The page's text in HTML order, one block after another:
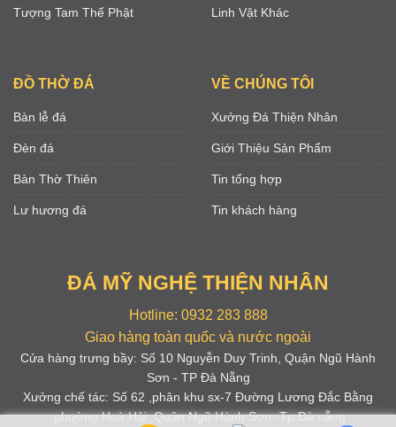
Tượng Tam Thế Phật Linh Vật Khác
ĐỒ THỜ ĐÁ
Bàn lễ đá
Đèn đá
Bàn Thờ Thiên
Lư hương đá
VỀ CHÚNG TÔI
Xưởng Đá Thiện Nhân
Giới Thiệu Sản Phẩm
Tin tổng hợp
Tin khách hàng
ĐÁ MỸ NGHỆ THIỆN NHÂN
Hotline: 0932 283 888
Giao hàng toàn quốc và nước ngoài
Cửa hàng trưng bầy: Số 10 Nguyễn Duy Trinh, Quận Ngũ Hành
Sơn - TP Đà Nẵng
Xưởng chế tác: Số 62 ,phân khu sx-7 Đường Lương Đắc Bằng
,phường Hoà Hải ,Quận Ngũ Hành Sơn -Tp Đà nẵng